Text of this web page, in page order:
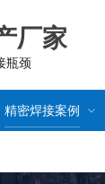
厂家
瓶颈
精密焊接案例